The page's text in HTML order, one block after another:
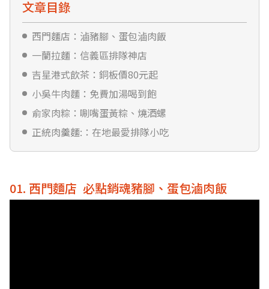
文章目錄
西門麵店：滷豬腳、蛋包滷肉飯
一蘭拉麵：信義區排隊神店
吉星港式飲茶：銅板價80元起
小吳牛肉麵：免費加湯喝到飽
俞家肉粽：唰嘴蛋黃粽、燒酒螺
正統肉羹麵:：在地最愛排隊小吃
01. 西門麵店 必點銷魂豬腳、蛋包滷肉飯